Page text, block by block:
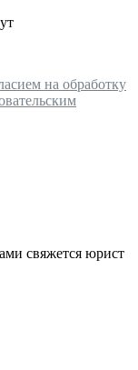
на обработку
свяжется юрист